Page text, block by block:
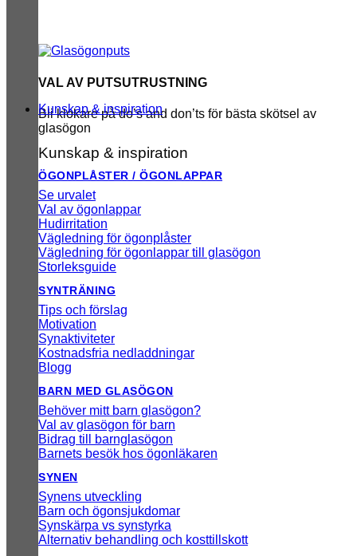
VAL AV PUTSUTRUSTNING
Bli klokare på do’s and don’ts för bästa skötsel av
glasögon
Kunskap & inspiration
Kunskap & inspiration
ÖGONPLÅSTER / ÖGONLAPPAR
Se urvalet
Val av ögonlappar
Hudirritation
Vägledning för ögonplåster
Vägledning för ögonlappar till glasögon
Storleksguide
SYNTRÄNING
Tips och förslag
Motivation
Synaktiviteter
Kostnadsfria nedladdningar
Blogg
BARN MED GLASÖGON
Behöver mitt barn glasögon?
Val av glasögon för barn
Bidrag till barnglasögon
Barnets besök hos ögonläkaren
SYNEN
Synens utveckling
Barn och ögonsjukdomar
Synskärpa vs synstyrka
Alternativ behandling och kosttillskott